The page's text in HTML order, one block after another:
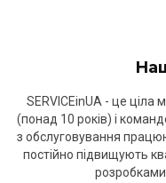
SERVICEinUA - це
(понад 10 років) і
з обслуговування
постійно підвищують